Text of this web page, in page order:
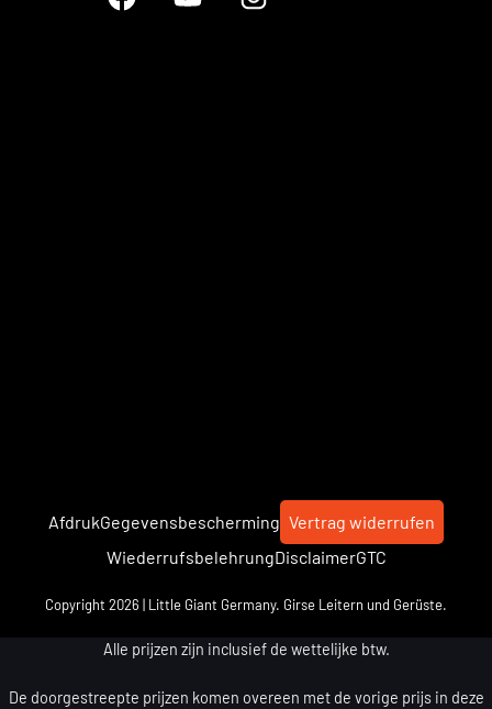
AfdrukGegevensbescherming Vertrag widerrufen
WiederrufsbelehrungDisclaimerGTC
Copyright 2026 | Little Giant Germany. Girse Leitern und Gerüste.
Alle prijzen zijn inclusief de wettelijke btw.
De doorgestreepte prijzen komen overeen met de vorige prijs in deze